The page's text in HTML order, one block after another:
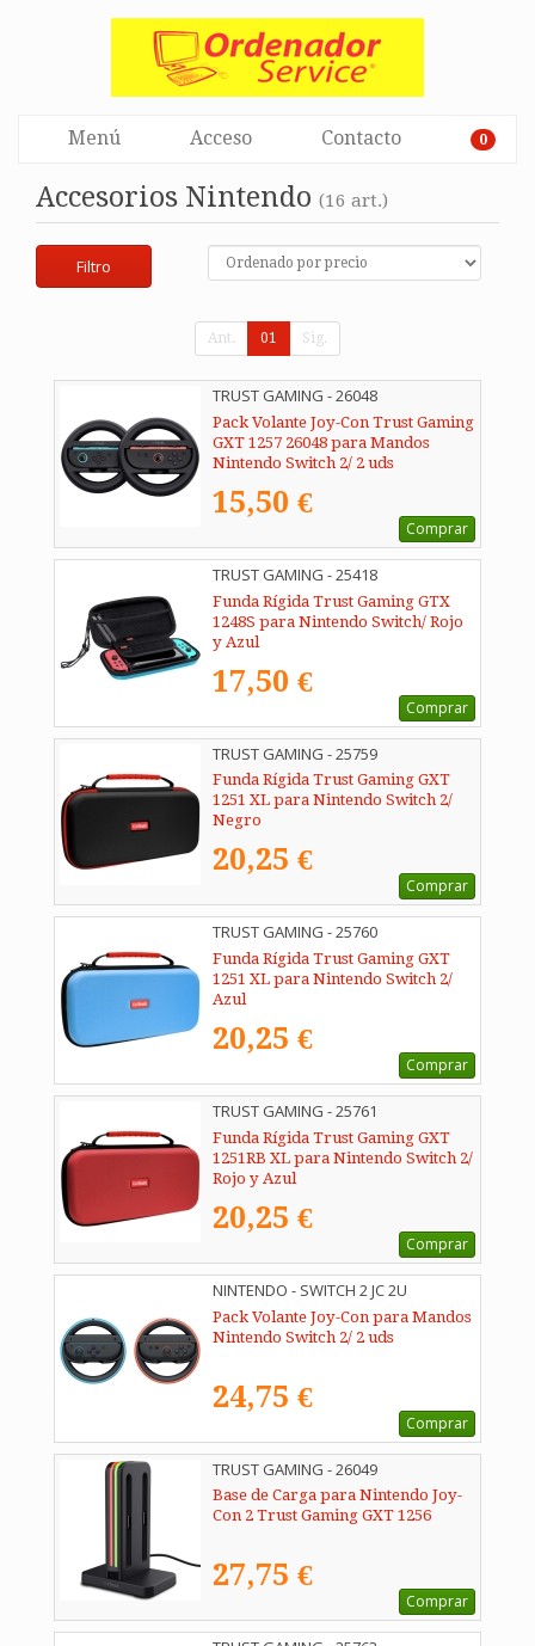
Menú Acceso Contacto 0
Accesorios Nintendo (16 art.)
Filtro
Ant. 01 Sig.
TRUST GAMING - 26048
Pack Volante Joy-Con Trust Gaming
GXT 1257 26048 para Mandos
Nintendo Switch 2/ 2 uds
15,50 €
Comprar
TRUST GAMING - 25418
Funda Rígida Trust Gaming GTX
1248S para Nintendo Switch/ Rojo
y Azul
17,50 €
Comprar
TRUST GAMING - 25759
Funda Rígida Trust Gaming GXT
1251 XL para Nintendo Switch 2/
Negro
20,25 €
Comprar
TRUST GAMING - 25760
Funda Rígida Trust Gaming GXT
1251 XL para Nintendo Switch 2/
Azul
20,25 €
Comprar
TRUST GAMING - 25761
Funda Rígida Trust Gaming GXT
1251RB XL para Nintendo Switch 2/
Rojo y Azul
20,25 €
Comprar
NINTENDO - SWITCH 2 JC 2U
Pack Volante Joy-Con para Mandos
Nintendo Switch 2/ 2 uds
24,75 €
Comprar
TRUST GAMING - 26049
Base de Carga para Nintendo Joy-
Con 2 Trust Gaming GXT 1256
27,75 €
Comprar